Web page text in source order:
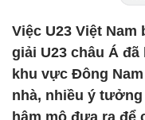
Việc U23 Việt
giải U23 châu Á
khu vực Đông
nhà, nhiều ý
hâm mộ đưa ra để